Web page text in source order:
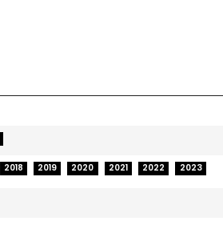
2018 2019 2020 2021 2022 2023